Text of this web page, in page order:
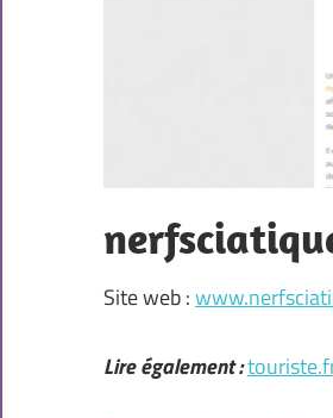
Site web :
Lire également :